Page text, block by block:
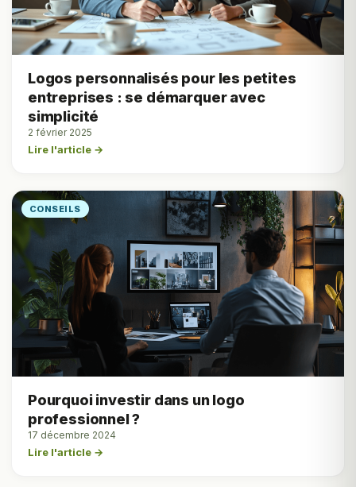
Logos personnalisés pour les petites
entreprises : se démarquer avec
simplicité
2 février 2025
Lire l'article →
CONSEILS
Pourquoi investir dans un logo
professionnel ?
17 décembre 2024
Lire l'article →